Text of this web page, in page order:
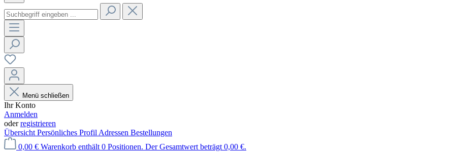
Menü schließen
Ihr Konto
Anmelden
oderregistrieren
Übersicht Persönliches Profil Adressen Bestellungen
0,00 € Warenkorb enthält 0 Positionen. Der Gesamtwert beträgt 0,00 €.